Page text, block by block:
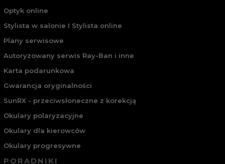
Optyk online
Stylista w salonie I Stylista online
Plany serwisowe
Autoryzowany serwis Ray-Ban i inne
Karta podarunkowa
Gwarancja oryginalności
SunRX - przeciwsłoneczne z korekcją
Okulary polaryzacyjne
Okulary dla kierowców
Okulary progresywne
PORADNIKI